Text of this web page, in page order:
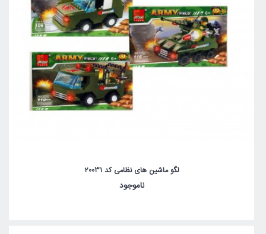
لگو ماشین های نظامی کد 20031
ناموجود